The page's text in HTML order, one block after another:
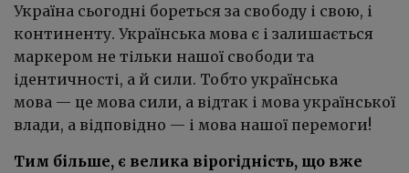
Україна сьогодні бореться за свободу і свою, і
континенту. Українська мова є і залишається
маркером не тільки нашої свободи та
ідентичності, а й сили. Тобто українська
мова — це мова сили, а відтак і мова української
влади, а відповідно — і мова нашої перемоги!
Тим більше, є велика вірогідність, що вже